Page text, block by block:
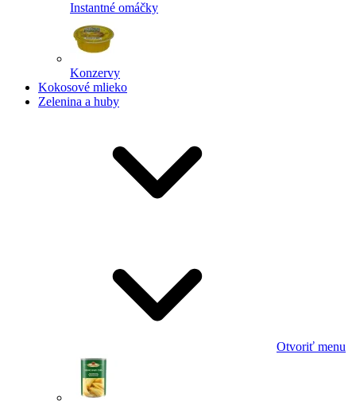
Instantné omáčky
Konzervy
Kokosové mlieko
Zelenina a huby
Otvoriť menu